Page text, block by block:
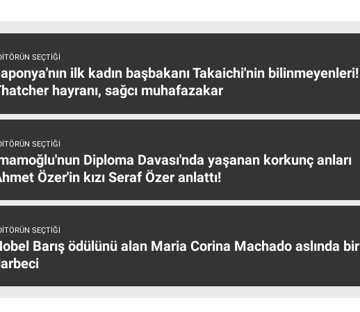
SEÇTIĞI
ilk kadın başbakanı Takaichi'nin bilinmeyenleri!
hayranı, sağcı muhafazakar
SEÇTIĞI
Diploma Davası'nda yaşanan korkunç anları
Özer'in kızı Seraf Özer anlattı!
SEÇTIĞI
Barış ödülünü alan Maria Corina Machado aslında bir